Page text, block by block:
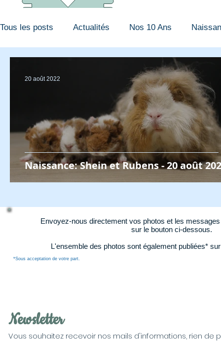
Tous les posts Actualités Nos 10 Ans
Naissance: Shein et Rubens - 20 août
20 août 2022
Envoyez-nous directement vos photos et les
sur le bouton ci-dessous.
L'ensemble des photos sont également publiées*
*Sous acceptation de votre part.
Newsletter
Vous souhaitez recevoir nos mails d'informations, rien de